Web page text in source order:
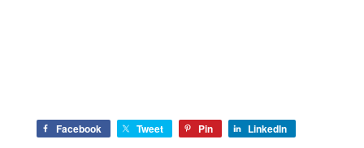
Facebook Tweet Pin LinkedIn